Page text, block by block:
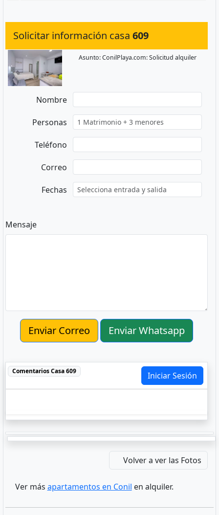
Solicitar información casa 609
Asunto: ConilPlaya.com: Solicitud alquiler
Nombre
Personas
Teléfono
Correo
Fechas
Mensaje
Enviar Correo Enviar Whatsapp
ComentariosCasa 609 Iniciar Sesión
Volver a ver las Fotos
Ver más apartamentos en Conil en alquiler.